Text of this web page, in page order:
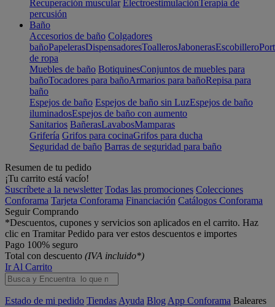
Recuperación muscular ElectroestimulaciónTerapia de
percusión
Baño
Accesorios de baño Colgadores
bañoPapelerasDispensadoresToallerosJabonerasEscobillero
de ropa
Muebles de baño BotiquinesConjuntos de muebles para
bañoTocadores para bañoArmarios para bañoRepisa para
baño
Espejos de baño Espejos de baño sin LuzEspejos de baño
iluminadosEspejos de baño con aumento
Sanitarios BañerasLavabosMamparas
Grifería Grifos para cocinaGrifos para ducha
Seguridad de baño Barras de seguridad para baño
Resumen de tu pedido
¡Tu carrito está vacío!
Suscríbete a la newsletter Todas las promociones Colecciones
Conforama Tarjeta Conforama Financiación Catálogos Conforama
Seguir Comprando
*Descuentos, cupones y servicios son aplicados en el carrito. Haz
clic en Tramitar Pedido para ver estos descuentos e importes
Pago 100% seguro
Total con descuento (IVA incluido*)
Ir Al Carrito
Estado de mi pedido Tiendas Ayuda Blog App Conforama Baleares